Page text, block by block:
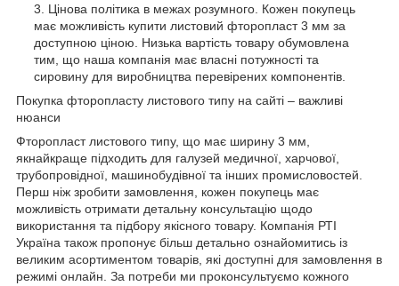
Цінова політика в межах розумного. Кожен покупець
має можливість купити листовий фторопласт 3 мм за
доступною ціною. Низька вартість товару обумовлена
тим, що наша компанія має власні потужності та
сировину для виробництва перевірених компонентів.
Покупка фторопласту листового типу на сайті – важливі
нюанси
Фторопласт листового типу, що має ширину 3 мм,
якнайкраще підходить для галузей медичної, харчової,
трубопровідної, машинобудівної та інших промисловостей.
Перш ніж зробити замовлення, кожен покупець має
можливість отримати детальну консультацію щодо
використання та підбору якісного товару. Компанія РТІ
Україна також пропонує більш детально ознайомитись із
великим асортиментом товарів, які доступні для замовлення в
режимі онлайн. За потреби ми проконсультуємо кожного